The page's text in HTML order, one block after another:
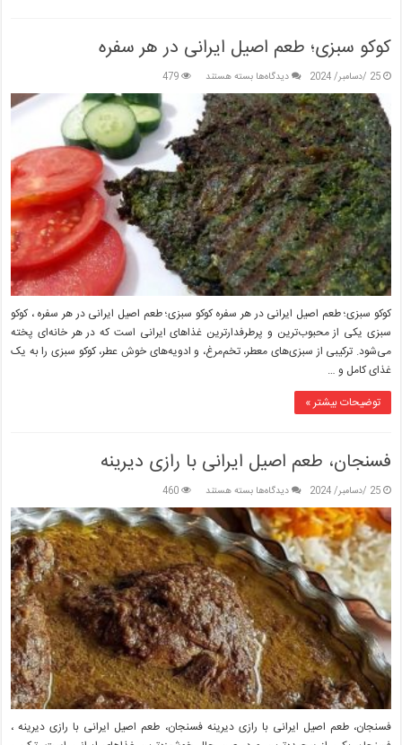
کوکو سبزی؛ طعم اصیل ایرانی در هر سفره
25 /دسامبر/ 2024 دیدگاه‌هابرای
کوکو
سبزی؛
طعم
اصیل
ایرانی
در
هر
سفره
بسته هستند 479
کوکو سبزی؛ طعم اصیل ایرانی در هر سفره کوکو سبزی؛ طعم اصیل ایرانی در هر سفره ، کوکو
سبزی یکی از محبوب‌ترین و پرطرفدارترین غذاهای ایرانی است که در هر خانه‌ای پخته
می‌شود. ترکیبی از سبزی‌های معطر، تخم‌مرغ، و ادویه‌های خوش عطر، کوکو سبزی را به یک
غذای کامل و …
توضیحات بیشتر »
فسنجان، طعم اصیل ایرانی با رازی دیرینه
25 /دسامبر/ 2024 دیدگاه‌هابرای
فسنجان،
طعم
اصیل
ایرانی
با
رازی
دیرینه
بسته هستند 460
فسنجان، طعم اصیل ایرانی با رازی دیرینه فسنجان، طعم اصیل ایرانی با رازی دیرینه ،